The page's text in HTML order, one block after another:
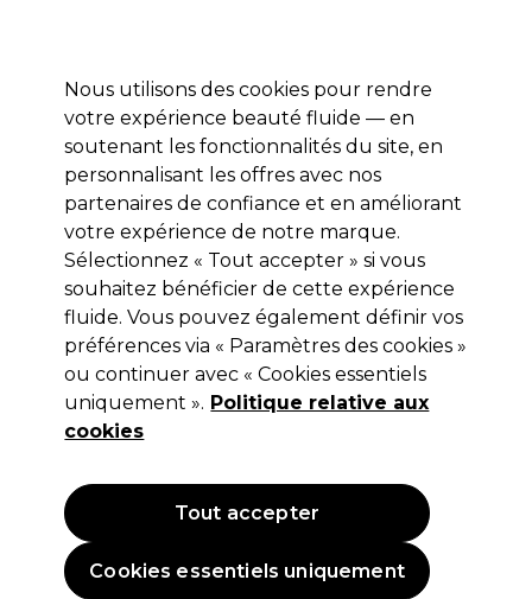
Se connecter
Marques Bons plans Coiffure Electro et Matériel
Livraison et délais
lire la suite
Velecta Paramount
Velecta Paramount Sèche-cheveux
Iconic TGR 1740W Noir Intense
(3)
96,99 €Hors TVA
Nous utilisons des cookies pour rendre
votre expérience beauté fluide — en
soutenant les fonctionnalités du site, en
personnalisant les offres avec nos
partenaires de confiance et en améliorant
votre expérience de notre marque.
Sélectionnez « Tout accepter » si vous
souhaitez bénéficier de cette expérience
fluide. Vous pouvez également définir vos
préférences via « Paramètres des cookies »
ou continuer avec « Cookies essentiels
uniquement ». Politique relative aux
cookies
Cookies essentiels uniquement
Tout accepter